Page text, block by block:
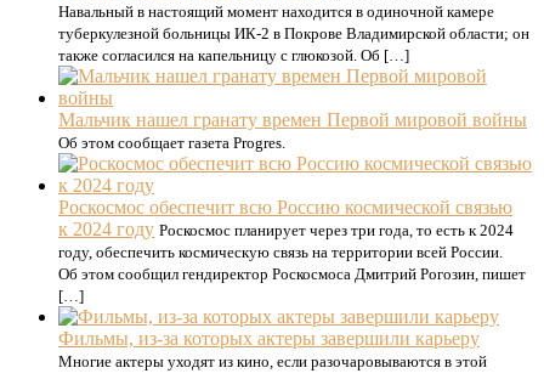
Навальный в настоящий момент находится в одиночной камере
туберкулезной больницы ИК-2 в Покрове Владимирской области; он
также согласился на капельницу с глюкозой. Об […]
Мальчик нашел гранату времен Первой мировой войны
Об этом сообщает газета Progres.
Роскосмос обеспечит всю Россию космической связью
к 2024 году Роскосмос планирует через три года, то есть к 2024
году, обеспечить космическую связь на территории всей России.
Об этом сообщил гендиректор Роскосмоса Дмитрий Рогозин, пишет
[…]
Фильмы, из-за которых актеры завершили карьеру
Многие актеры уходят из кино, если разочаровываются в этой